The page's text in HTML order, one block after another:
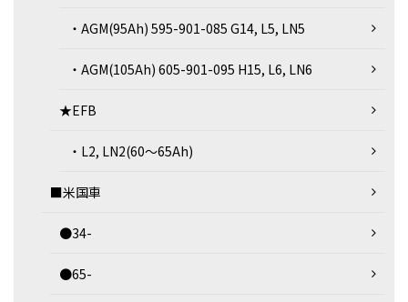
・AGM(95Ah) 595-901-085 G14, L5, LN5
・AGM(105Ah) 605-901-095 H15, L6, LN6
★EFB
・L2, LN2(60～65Ah)
■米国車
●34-
●65-